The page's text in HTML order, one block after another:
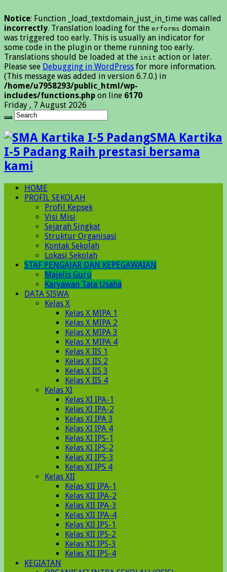
Notice: Function _load_textdomain_just_in_time was called
incorrectly. Translation loading for the erforms domain
was triggered too early. This is usually an indicator for
some code in the plugin or theme running too early.
Translations should be loaded at the init action or later.
Please see Debugging in WordPress for more information.
(This message was added in version 6.7.0.) in
/home/u7958293/public_html/wp-
includes/functions.php on line 6170
Friday , 7 August 2026
SMA Kartika
I-5 Padang Raih prestasi bersama
kami
HOME
PROFIL SEKOLAH
Profil Kepsek
Visi Misi
Sejarah Singkat
Struktur Organisasi
Kontak Sekolah
Lokasi Sekolah
STAF PENGAJAR DAN KEPEGAWAIAN
Majelis Guru
Karyawan Tata Usaha
DATA SISWA
Kelas X
Kelas X MIPA 1
Kelas X MIPA 2
Kelas X MIPA 3
Kelas X MIPA 4
Kelas X IIS 1
Kelas X IIS 2
Kelas X IIS 3
Kelas X IIS 4
Kelas XI
Kelas XI IPA-1
Kelas XI IPA-2
Kelas XI IPA 3
Kelas XI IPA 4
Kelas XI IPS-1
Kelas XI IPS-2
Kelas XI IPS-3
Kelas XI IPS 4
Kelas XII
Kelas XII IPA-1
Kelas XII IPA-2
Kelas XII IPA-3
Kelas XII IPA-4
Kelas XII IPS-1
Kelas XII IPS-2
Kelas XII IPS-3
Kelas XII IPS-4
KEGIATAN